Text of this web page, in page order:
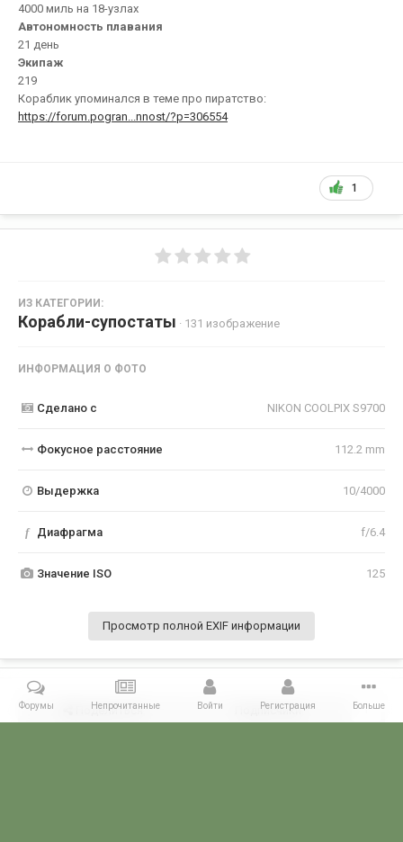
4000 миль на 18-узлах
Автономность плавания
21 день
Экипаж
219
Кораблик упоминался в теме про пиратство:
https://forum.pogran...nnost/?p=306554
1
ИЗ КАТЕГОРИИ:
Корабли-супостаты · 131 изображение
ИНФОРМАЦИЯ О ФОТО
Сделано с NIKON COOLPIX S9700
Фокусное расстояние 112.2 mm
Выдержка 10/4000
f Диафрагма f/6.4
Значение ISO 125
Просмотр полной EXIF информации
Поделиться Подписчики 1
Форумы Непрочитанные Войти Регистрация Больше